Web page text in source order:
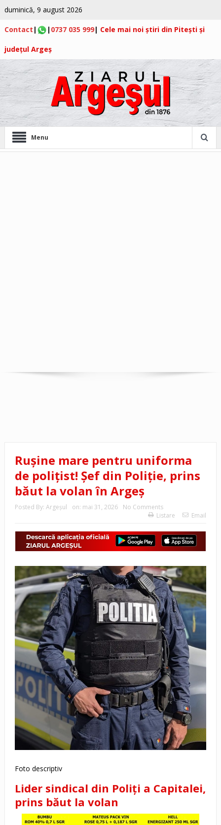
duminică, 9 august 2026
Contact | | 0737 035 999| Cele mai noi știri din Pitești și
județul Argeș
Menu
Rușine mare pentru uniforma
de polițist! Șef din Poliție, prins
băut la volan în Argeș
Posted By: Argeşul on: mai 31, 2026
No Comments
Listare
Email
Foto descriptiv
Lider sindical din Poliți a Capitalei,
prins băut la volan